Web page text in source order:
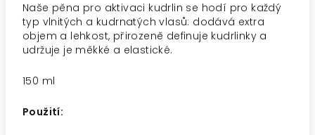
Naše pěna pro aktivaci kudrlin se hodí pro každý
typ vlnitých a kudrnatých vlasů: dodává extra
objem a lehkost, přirozeně definuje kudrlinky a
udržuje je měkké a elastické.
150 ml
Použití: